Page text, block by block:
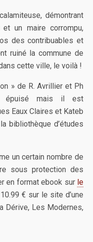
démontrant
un maire corrompu,
des contribuables et
ruiné la commune de
cette ville, le voilà !
» de R. Avrillier et Ph
épuisé mais il est
Eaux Claires et Kateb
bibliothèque d’études
un certain nombre de
sous protection des
en format ebook sur le
€ sur le site d’une
Dérive, Les Modernes,